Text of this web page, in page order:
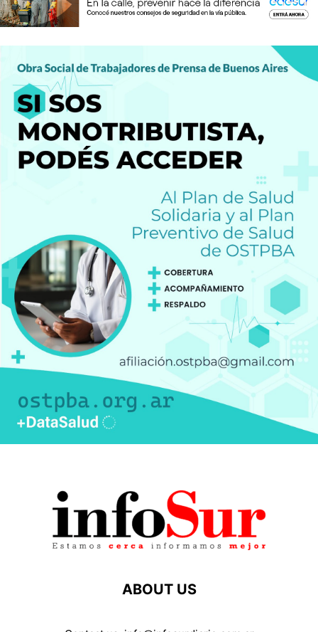
ABOUT US